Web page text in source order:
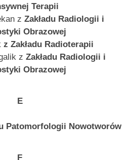
Terapii
z Zakładu Radiologii i
Obrazowej
z Zakładu Radioterapii
z Zakładu Radiologii i
Obrazowej
E
Patomorfologii Nowotworów
F